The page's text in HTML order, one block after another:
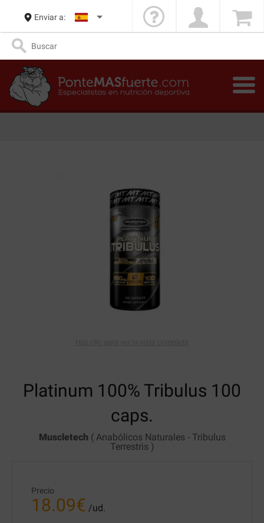
Enviar a:
Platinum 100% Tribulus 100
caps.
Muscletech ( Anabólicos Naturales - Tribulus
Terrestris )
Precio
18.09€ /ud.